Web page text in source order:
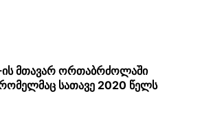
ის მთავარ ორთაბრძოლაში
რომელმაც სათავე 2020 წელს